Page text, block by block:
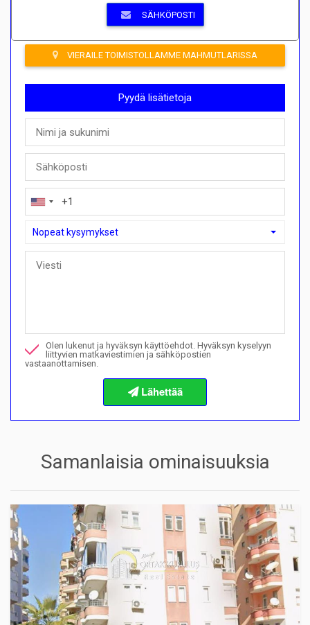
SÄHKÖPOSTI
VIERAILE TOIMISTOLLAMME MAHMUTLARISSA
Pyydä lisätietoja
Nopeat kysymykset
Nopeat kysymykset
Haluan varata katselun
Olen lukenut ja hyväksyn käyttöehdot. Hyväksyn kyselyyn
liittyvien matkaviestimien ja sähköpostien
vastaanottamisen.
Samanlaisia ominaisuuksia